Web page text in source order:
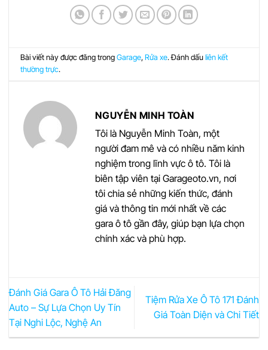
Bài viết này được đăng trongGarage,Rửa xe. Đánh dấuliên kết
thường trực.
NGUYỄN MINH TOÀN
Tôi là Nguyễn Minh Toàn, một
người đam mê và có nhiều năm kinh
nghiệm trong lĩnh vực ô tô. Tôi là
biên tập viên tại Garageoto.vn, nơi
tôi chia sẻ những kiến thức, đánh
giá và thông tin mới nhất về các
gara ô tô gần đây, giúp bạn lựa chọn
chính xác và phù hợp.
Đánh Giá Gara Ô Tô Hải Đăng
Auto – Sự Lựa Chọn Uy Tín
Tại Nghi Lộc, Nghệ An
Tiệm Rửa Xe Ô Tô 171 Đánh
Giá Toàn Diện và Chi Tiết